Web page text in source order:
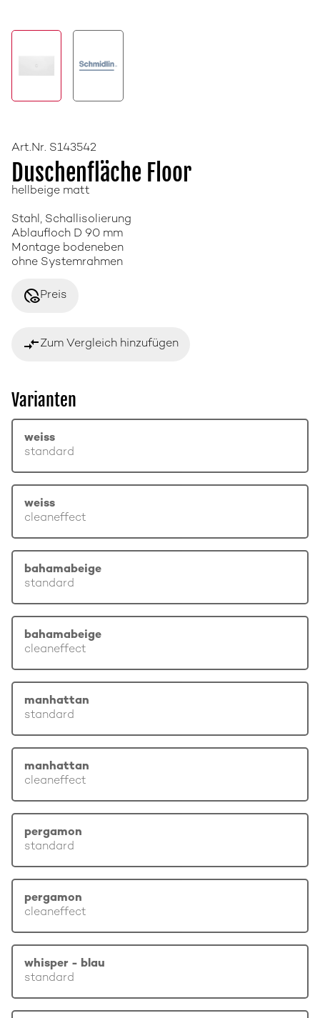
Art.Nr. S143542
Duschenfläche Floor
hellbeige matt
Stahl, Schallisolierung
Ablaufloch D 90 mm
Montage bodeneben
ohne Systemrahmen
disabled_visiblePreis
compare_arrowsZum Vergleich hinzufügen
Varianten
weiss
standard
weiss
cleaneffect
bahamabeige
standard
bahamabeige
cleaneffect
manhattan
standard
manhattan
cleaneffect
pergamon
standard
pergamon
cleaneffect
whisper - blau
standard